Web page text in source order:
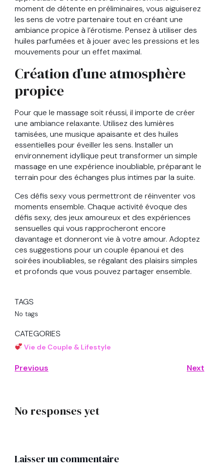
moment de détente en préliminaires, vous aiguiserez
les sens de votre partenaire tout en créant une
ambiance propice à l’érotisme. Pensez à utiliser des
huiles parfumées et à jouer avec les pressions et les
mouvements pour un effet maximal.
Création d’une atmosphère
propice
Pour que le massage soit réussi, il importe de créer
une ambiance relaxante. Utilisez des lumières
tamisées, une musique apaisante et des huiles
essentielles pour éveiller les sens. Installer un
environnement idyllique peut transformer un simple
massage en une expérience inoubliable, préparant le
terrain pour des échanges plus intimes par la suite.
Ces défis sexy vous permettront de réinventer vos
moments ensemble. Chaque activité évoque des
défis sexy, des jeux amoureux et des expériences
sensuelles qui vous rapprocheront encore
davantage et donneront vie à votre amour. Adoptez
ces suggestions pour un couple épanoui et des
soirées inoubliables, se régalant des plaisirs simples
et profonds que vous pouvez partager ensemble.
TAGS
No tags
CATEGORIES
Vie de Couple & Lifestyle
Previous Next
No responses yet
Laisser un commentaire